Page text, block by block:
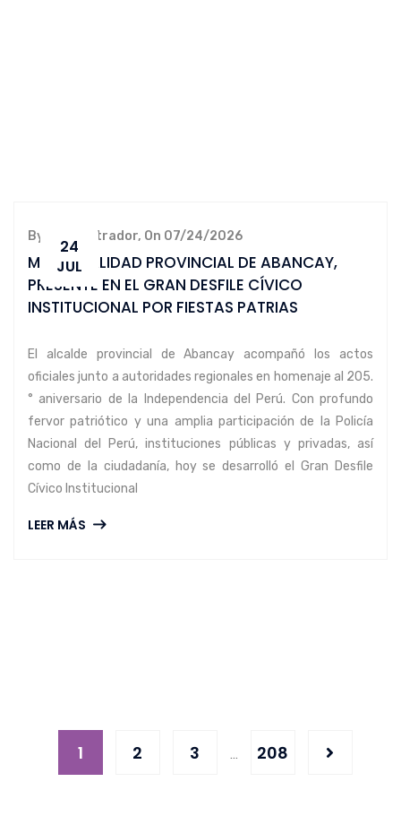
24
JUL
By administrador, On 07/24/2026
MUNICIPALIDAD PROVINCIAL DE ABANCAY,
PRESENTE EN EL GRAN DESFILE CÍVICO
INSTITUCIONAL POR FIESTAS PATRIAS
El alcalde provincial de Abancay acompañó los actos
oficiales junto a autoridades regionales en homenaje al 205.
° aniversario de la Independencia del Perú. Con profundo
fervor patriótico y una amplia participación de la Policía
Nacional del Perú, instituciones públicas y privadas, así
como de la ciudadanía, hoy se desarrolló el Gran Desfile
Cívico Institucional
LEER MÁS
1 2 3 … 208